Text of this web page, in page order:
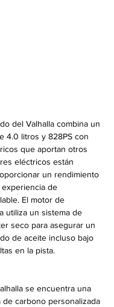
del Valhalla combina un
4.0 litros y 828PS con
que aportan otros
eléctricos están
un rendimiento
de
El motor de
utiliza un sistema de
seco para asegurar un
de aceite incluso bajo
en la pista.
se encuentra una
carbono personalizada